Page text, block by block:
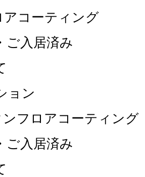
アコーティング
ご入居済み
ョン
フロアコーティング
ご入居済み